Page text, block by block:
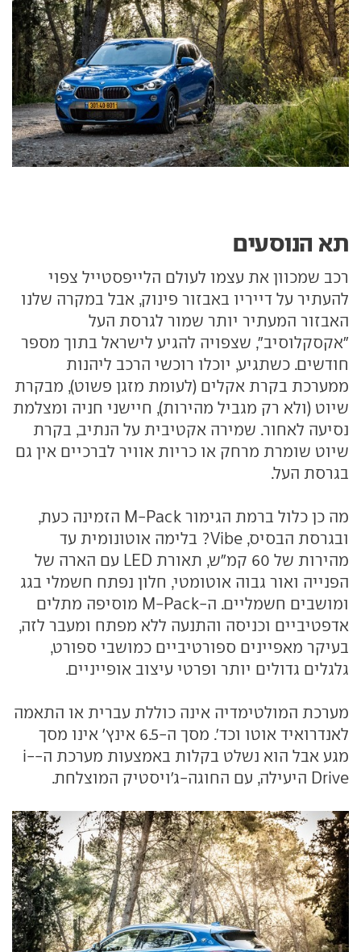
תא הנוסעים
רכב שמכוון את עצמו לעולם הלייפסטייל צפוי
להעתיר על דייריו באבזור פינוק, אבל במקרה שלנו
האבזור המעתיר יותר שמור לגרסת העל
"אקסקלוסיב", שצפויה להגיע לישראל בתוך מספר
חודשים. כשתגיע, יוכלו רוכשי הרכב ליהנות
ממערכת בקרת אקלים (לעומת מזגן פשוט), מבקרת
שיוט (ולא רק מגביל מהירות), חיישני חניה ומצלמת
נסיעה לאחור. שמירה אקטיבית על הנתיב, בקרת
שיוט שומרת מרחק או כריות אוויר לברכיים אין גם
בגרסת העל.
מה כן כלול ברמת הגימור M-Pack הזמינה כעת,
ובגרסת הבסיס, Vibe? בלימה אוטונומית עד
מהירות של 60 קמ"ש, תאורת LED עם הארה של
הפנייה ואור גבוה אוטומטי, חלון נפתח חשמלי בגג
ומושבים חשמליים. ה-M-Pack מוסיפה מתלים
אדפטיביים וכניסה והתנעה ללא מפתח ומעבר לזה,
בעיקר מאפיינים ספורטיביים כמושבי ספורט,
גלגלים גדולים יותר ופרטי עיצוב אופייניים.
מערכת המולטימדיה אינה כוללת עברית או התאמה
לאנדרואיד אוטו וכד'. מסך ה-6.5 אינץ' אינו מסך
מגע אבל הוא נשלט בקלות באמצעות מערכת ה-i-
Drive היעילה, עם החוגה-ג'ויסטיק המוצלחת.